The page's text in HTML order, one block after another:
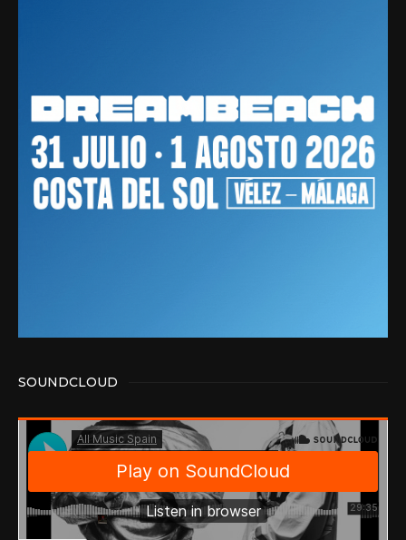
SOUNDCLOUD